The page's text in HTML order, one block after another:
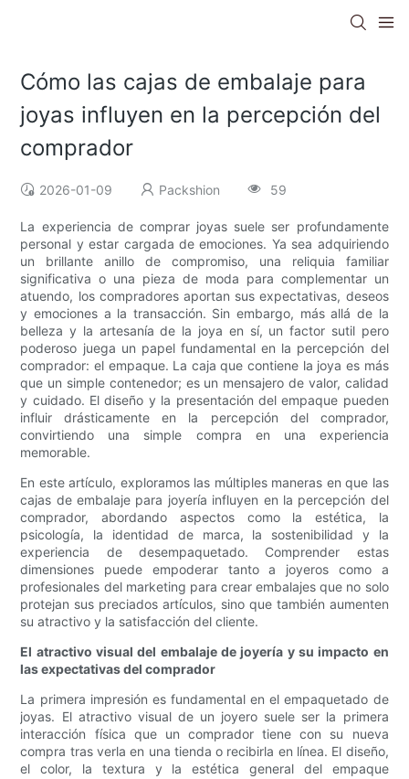
Cómo las cajas de embalaje para
joyas influyen en la percepción del
comprador
2026-01-09 Packshion 59
La experiencia de comprar joyas suele ser profundamente
personal y estar cargada de emociones. Ya sea adquiriendo
un brillante anillo de compromiso, una reliquia familiar
significativa o una pieza de moda para complementar un
atuendo, los compradores aportan sus expectativas, deseos
y emociones a la transacción. Sin embargo, más allá de la
belleza y la artesanía de la joya en sí, un factor sutil pero
poderoso juega un papel fundamental en la percepción del
comprador: el empaque. La caja que contiene la joya es más
que un simple contenedor; es un mensajero de valor, calidad
y cuidado. El diseño y la presentación del empaque pueden
influir drásticamente en la percepción del comprador,
convirtiendo una simple compra en una experiencia
memorable.
En este artículo, exploramos las múltiples maneras en que las
cajas de embalaje para joyería influyen en la percepción del
comprador, abordando aspectos como la estética, la
psicología, la identidad de marca, la sostenibilidad y la
experiencia de desempaquetado. Comprender estas
dimensiones puede empoderar tanto a joyeros como a
profesionales del marketing para crear embalajes que no solo
protejan sus preciados artículos, sino que también aumenten
su atractivo y la satisfacción del cliente.
El atractivo visual del embalaje de joyería y su impacto en
las expectativas del comprador
La primera impresión es fundamental en el empaquetado de
joyas. El atractivo visual de un joyero suele ser la primera
interacción física que un comprador tiene con su nueva
compra tras verla en una tienda o recibirla en línea. El diseño,
el color, la textura y la estética general del empaque